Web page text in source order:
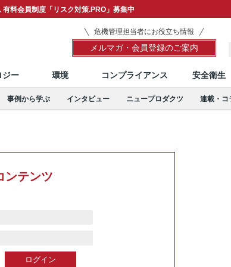
料会員制度「リスク対策.PRO」募集中
危機管理担当者にお役立ち情報
メルマガ・会員登録のご案内
ジー 環境 コンプライアンス 安全衛生
事例から学ぶ インタビュー ニュープロダクツ 連載・コ
ンテンツ